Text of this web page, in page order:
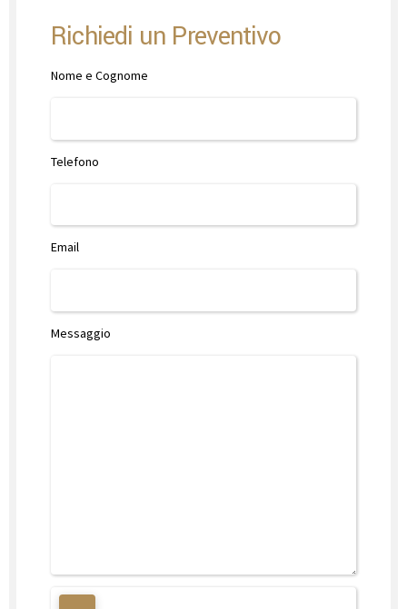
Richiedi un Preventivo
Nome e Cognome
Telefono
Email
Messaggio